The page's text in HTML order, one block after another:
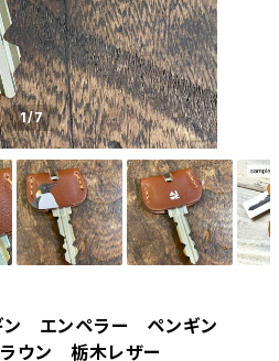
1/7
ン エンペラー ペンギン
ン 栃木レザー